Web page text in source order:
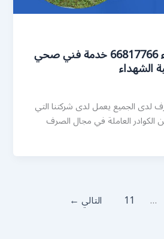
رقم صحي الشهداء 66817766 خدمة فني صحي
الشهداء
الجميع يعمل لدى شركتنا التي
الكوادر العاملة في مجال الصرف
…
11 التالي ←